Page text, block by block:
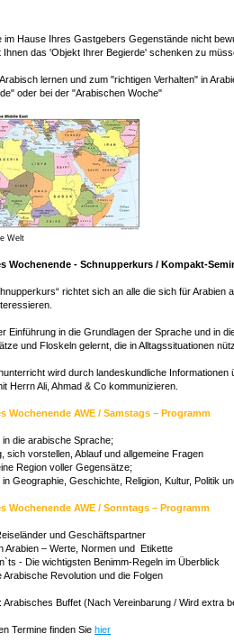
im Hause Ihres Gastgebers Gegenstände nicht
Ihnen das 'Objekt Ihrer Begierde' schenken zu
lernen und zum "richtigen Verhalten" in
oder bei der "Arabischen Woche"
Welt
Wochenende - Schnupperkurs / Kompakt-
richtet sich an alle die sich für Arabien
Einführung in die Grundlagen der Sprache und in
und Floskeln gelernt, die in Alltagssituationen
wird durch landeskundliche Informationen
Herrn Ali, Ahmad & Co kommunizieren.
Wochenende AWE / Samstags – Programm
in die arabische Sprache;
sich vorstellen, Ablauf und allgemeine Fragen
Region voller Gegensätze;
in Geographie, Geschichte, Religion, Kultur, Politik
Wochenende AWE / Sonntags – Programm
und Geschäftspartner
Arabien – Werte, Normen und Etikette
- Die wichtigsten Benimm-Regeln im Überblick
Arabische Revolution und die Folgen
Arabisches Buffet (Nach Vereinbarung / Wird extra
Termine finden Sie hier